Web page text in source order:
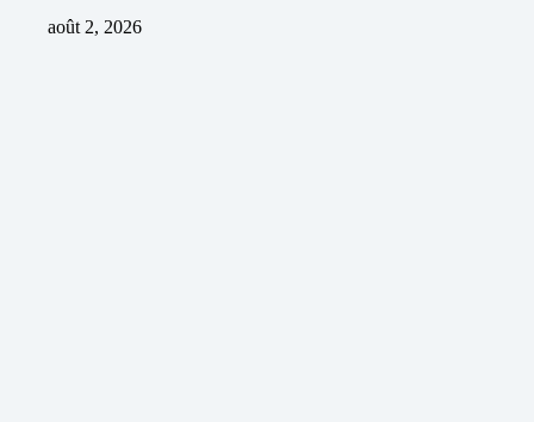
août 2, 2026